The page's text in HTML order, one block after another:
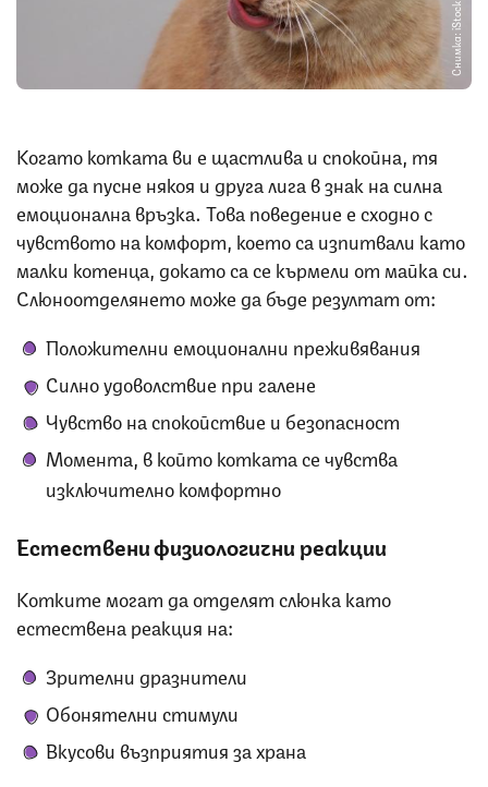
Снимка: iStock
Когато котката ви е щастлива и спокойна, тя
може да пусне някоя и друга лига в знак на силна
емоционална връзка. Това поведение е сходно с
чувството на комфорт, което са изпитвали като
малки котенца, докато са се кърмели от майка си.
Слюноотделянето може да бъде резултат от:
Положителни емоционални преживявания
Силно удоволствие при галене
Чувство на спокойствие и безопасност
Момента, в който котката се чувства
изключително комфортно
Естествени физиологични реакции
Котките могат да отделят слюнка като
естествена реакция на:
Зрителни дразнители
Обонятелни стимули
Вкусови възприятия за храна